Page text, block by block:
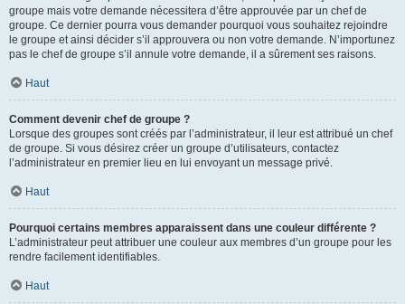
groupe mais votre demande nécessitera d’être approuvée par un chef de
groupe. Ce dernier pourra vous demander pourquoi vous souhaitez rejoindre
le groupe et ainsi décider s’il approuvera ou non votre demande. N’importunez
pas le chef de groupe s’il annule votre demande, il a sûrement ses raisons.
Haut
Comment devenir chef de groupe ?
Lorsque des groupes sont créés par l’administrateur, il leur est attribué un chef
de groupe. Si vous désirez créer un groupe d’utilisateurs, contactez
l’administrateur en premier lieu en lui envoyant un message privé.
Haut
Pourquoi certains membres apparaissent dans une couleur différente ?
L’administrateur peut attribuer une couleur aux membres d’un groupe pour les
rendre facilement identifiables.
Haut